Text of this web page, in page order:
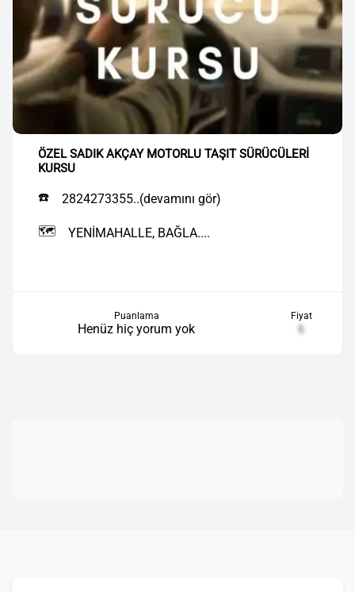
ÖZEL SADIK AKÇAY MOTORLU TAŞIT SÜRÜCÜLERİ
KURSU
☎️ 2824273355..(devamını gör)
🗺️ YENİMAHALLE, BAĞLA....
Puanlama
Henüz hiç yorum yok
Fiyat
₺